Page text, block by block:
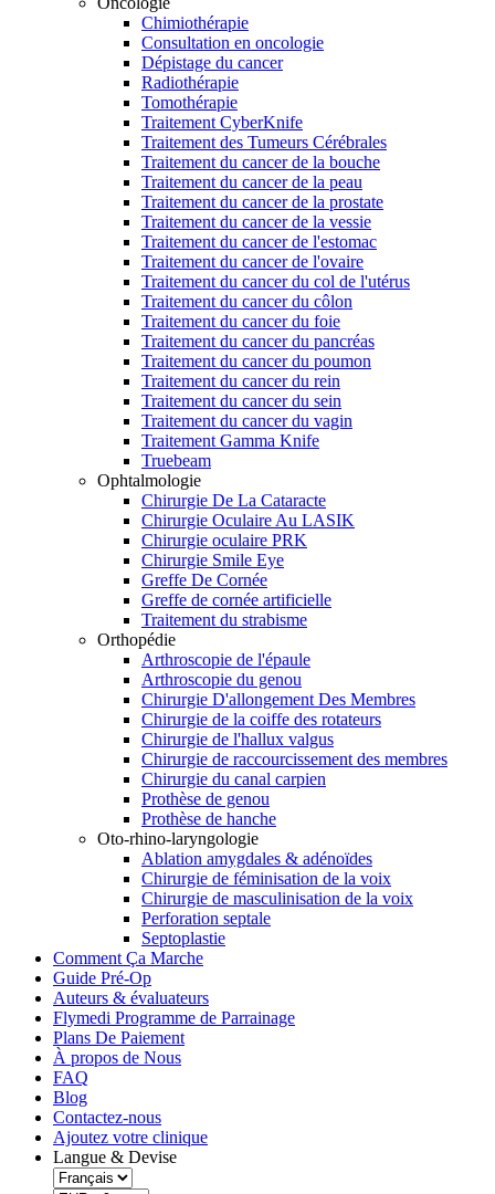
Chimiothérapie
Consultation en oncologie
Dépistage du cancer
Radiothérapie
Tomothérapie
Traitement CyberKnife
Traitement des Tumeurs Cérébrales
Traitement du cancer de la bouche
Traitement du cancer de la peau
Traitement du cancer de la prostate
Traitement du cancer de la vessie
Traitement du cancer de l'estomac
Traitement du cancer de l'ovaire
Traitement du cancer du col de l'utérus
Traitement du cancer du côlon
Traitement du cancer du foie
Traitement du cancer du pancréas
Traitement du cancer du poumon
Traitement du cancer du rein
Traitement du cancer du sein
Traitement du cancer du vagin
Traitement Gamma Knife
Truebeam
Ophtalmologie
Chirurgie De La Cataracte
Chirurgie Oculaire Au LASIK
Chirurgie oculaire PRK
Chirurgie Smile Eye
Greffe De Cornée
Greffe de cornée artificielle
Traitement du strabisme
Orthopédie
Arthroscopie de l'épaule
Arthroscopie du genou
Chirurgie D'allongement Des Membres
Chirurgie de la coiffe des rotateurs
Chirurgie de l'hallux valgus
Chirurgie de raccourcissement des membres
Chirurgie du canal carpien
Prothèse de genou
Prothèse de hanche
Oto-rhino-laryngologie
Ablation amygdales & adénoïdes
Chirurgie de féminisation de la voix
Chirurgie de masculinisation de la voix
Perforation septale
Septoplastie
Comment Ça Marche
Guide Pré-Op
Auteurs & évaluateurs
Flymedi Programme de Parrainage
Plans De Paiement
À propos de Nous
FAQ
Blog
Contactez-nous
Ajoutez votre clinique
Langue & Devise